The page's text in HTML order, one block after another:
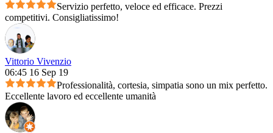
Servizio perfetto, veloce ed efficace. Prezzi
competitivi. Consigliatissimo!
Vittorio Vivenzio
06:45 16 Sep 19
Professionalità, cortesia, simpatia sono un mix perfetto.
Eccellente lavoro ed eccellente umanità